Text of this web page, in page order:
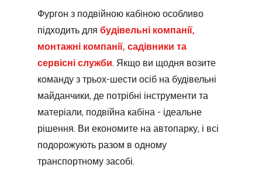
Фургон з подвійною кабіною особливо
підходить для будівельні компанії,
монтажні компанії, садівники та
сервісні служби. Якщо ви щодня возите
команду з трьох-шести осіб на будівельні
майданчики, де потрібні інструменти та
матеріали, подвійна кабіна - ідеальне
рішення. Ви економите на автопарку, і всі
подорожують разом в одному
транспортному засобі.